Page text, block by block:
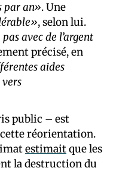
par an». Une
, selon lui.
avec de l’argent
précisé, en
aides
public – est
réorientation.
estimaitque les
la destruction du